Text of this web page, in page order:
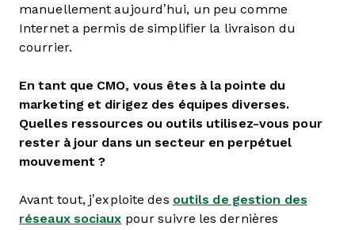
manuellement aujourd’hui, un peu comme
Internet a permis de simplifier la livraison du
courrier.
En tant que CMO, vous êtes à la pointe du
marketing et dirigez des équipes diverses.
Quelles ressources ou outils utilisez-vous pour
rester à jour dans un secteur en perpétuel
mouvement ?
Avant tout, j’exploite des outils de gestion des
réseaux sociaux pour suivre les dernières